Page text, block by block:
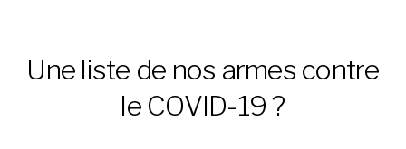
Une liste de nos armes contre
le COVID-19 ?